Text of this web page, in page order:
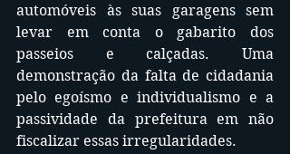
automóveis às suas garagens sem
levar em conta o gabarito dos
passeios e calçadas. Uma
demonstração da falta de cidadania
pelo egoísmo e individualismo e a
passividade da prefeitura em não
fiscalizar essas irregularidades.